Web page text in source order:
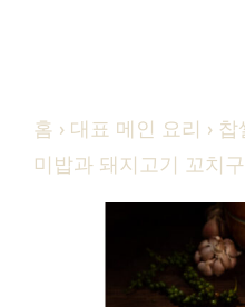
홈 › 대표 메인 요리 › 찹
미밥과 돼지고기 꼬치